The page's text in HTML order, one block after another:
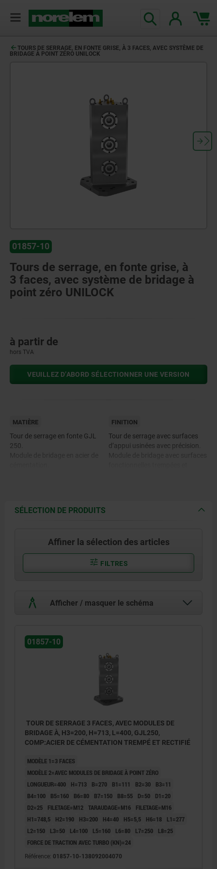
TOURS DE SERRAGE, EN FONTE GRISE, À 3 FACES, AVEC SYSTÈME DE
BRIDAGE À POINT ZÉRO UNILOCK
01857-10
Tours de serrage, en fonte grise, à
3 faces, avec système de bridage à
point zéro UNILOCK
à partir de
hors TVA
VEUILLEZ D’ABORD SÉLECTIONNER UNE VERSION
MATIÈRE
Tour de serrage en fonte GJL
250.
FINITION
Tour de serrage avec surfaces
d’appui usinées avec précision.
SÉLECTION DE PRODUITS
Affiner la sélection des articles
FILTRES
Afficher / masquer le schéma
01857-10
TOUR DE SERRAGE 3 FACES, AVEC MODULES DE
BRIDAGE À, H3=200, H=713, L=400, GJL250,
COMP:ACIER DE CÉMENTATION TREMPÉ ET RECTIFIÉ
MODÈLE 1=3 FACES
MODÈLE 2=AVEC MODULES DE BRIDAGE À POINT ZÉRO
LONGUEUR=400
H=713 B=270 B1=111 B2=30
B3=11
B4=100
B5=160 B6=80 B7=150 B8=55 D=50
D1=20
D2=25
FILETAGE=M12 TARAUDAGE=M16
FILETAGE=M16
H1=748,5
H2=190 H3=200 H4=40 H5=5,5 H6=18
L1=277
L2=150
L3=50 L4=100 L5=160 L6=80 L7=250
L8=25
FORCE DE TRACTION AVEC TURBO (KN)=24
Référence: 01857-10-138092004070